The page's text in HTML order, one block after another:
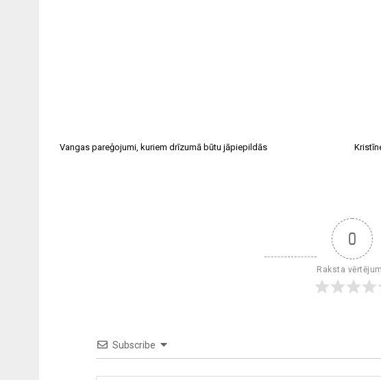
Vangas pareģojumi, kuriem drīzumā būtu jāpiepildās
0
Raksta
Subscribe